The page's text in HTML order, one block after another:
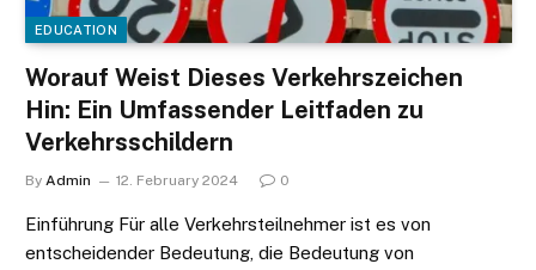
EDUCATION
Worauf Weist Dieses Verkehrszeichen
Hin: Ein Umfassender Leitfaden zu
Verkehrsschildern
By Admin 12. February 2024 0
Einführung Für alle Verkehrsteilnehmer ist es von
entscheidender Bedeutung, die Bedeutung von